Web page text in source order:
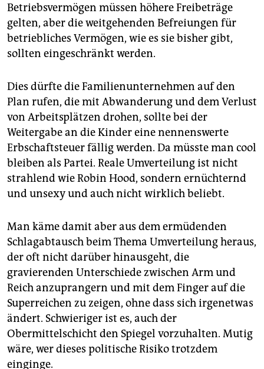
Betriebsvermögen müssen höhere Freibeträge
gelten, aber die weitgehenden Befreiungen für
betriebliches Vermögen, wie es sie bisher gibt,
sollten eingeschränkt werden.
Dies dürfte die Familienunternehmen auf den
Plan rufen, die mit Abwanderung und dem Verlust
von Arbeitsplätzen drohen, sollte bei der
Weitergabe an die Kinder eine nennenswerte
Erbschaftsteuer fällig werden. Da müsste man cool
bleiben als Partei. Reale Umverteilung ist nicht
strahlend wie Robin Hood, sondern ernüchternd
und unsexy und auch nicht wirklich beliebt.
Man käme damit aber aus dem ermüdenden
Schlagabtausch beim Thema Umverteilung he­raus,
der oft nicht darüber hinausgeht, die
gravierenden Unterschiede zwischen Arm und
Reich anzuprangern und mit dem Finger auf die
Superreichen zu zeigen, ohne dass sich irgenetwas
ändert. Schwieriger ist es, auch der
Obermittelschicht den Spiegel vorzuhalten. Mutig
wäre, wer dieses politische Risiko trotzdem
einginge.